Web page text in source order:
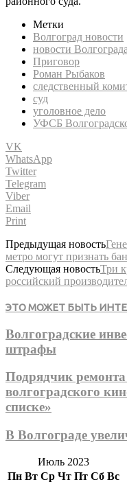
Метки
Волгоград новости
новости Волгограда
Приговор
Роман Рыбаков
следственный
суд
уголовное дело
УФСБ
VK
WhatsApp
Twitter
Telegram
Viber
Email
Print
Предыдущая новость
метро могут признать
Следующая новостьТри
российский
ЭТО МОЖЕТ БЫТЬ
Волгоградские
штрафы
Подрядчик ремонта
волгоградского
списке»
В Волгограде
Июль 2023
Пн Вт Ср Чт Пт Сб Вс